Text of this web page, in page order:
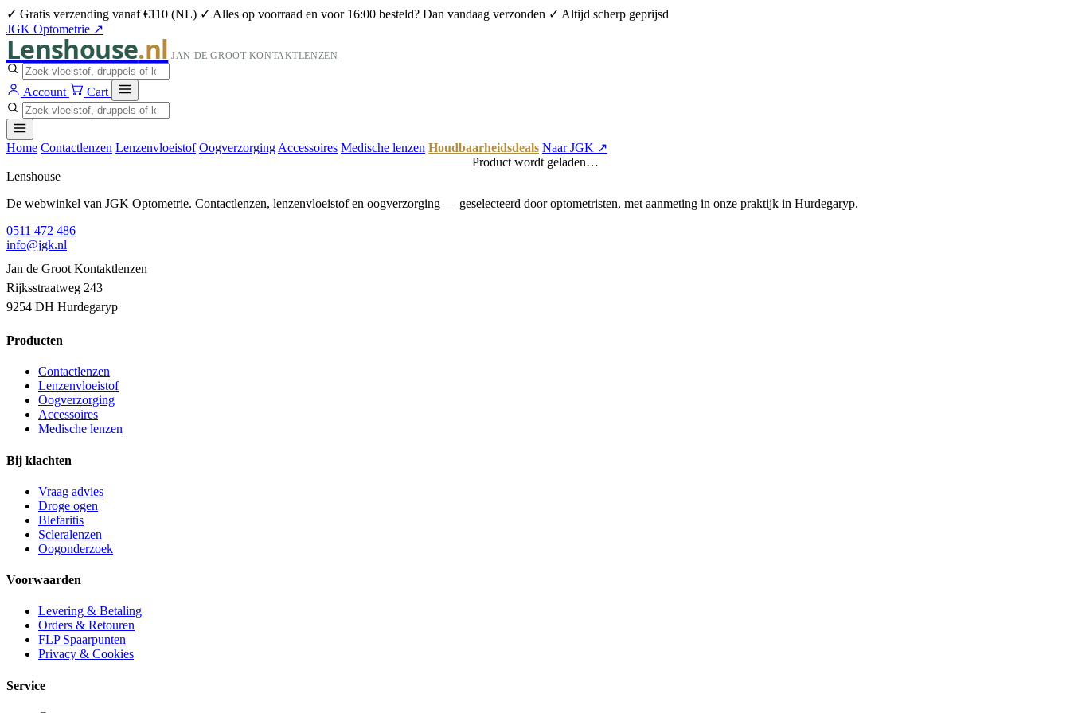
✓ Gratis verzending vanaf €110 (NL) ✓ Alles op voorraad en voor 16:00 besteld? Dan vandaag verzonden ✓ Altijd scherp geprijsd
JGK Optometrie ↗
Lenshouse.nl JAN DE GROOT KONTAKTLENZEN
Account Cart
Home Contactlenzen Lenzenvloeistof Oogverzorging Accessoires Medische lenzen Houdbaarheidsdeals Naar JGK ↗
Product wordt geladen…
Lenshouse
De webwinkel van JGK Optometrie. Contactlenzen, lenzenvloeistof en oogverzorging — geselecteerd door optometristen, met aanmeting in onze praktijk in Hurdegaryp.
0511 472 486
info@jgk.nl
Jan de Groot Kontaktlenzen
Rijksstraatweg 243
9254 DH Hurdegaryp
Producten
Contactlenzen
Lenzenvloeistof
Oogverzorging
Accessoires
Medische lenzen
Bij klachten
Vraag advies
Droge ogen
Blefaritis
Scleralenzen
Oogonderzoek
Voorwaarden
Levering & Betaling
Orders & Retouren
FLP Spaarpunten
Privacy & Cookies
Service